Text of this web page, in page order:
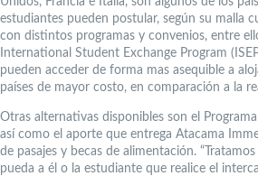
estudiantes pueden postular, según su malla
con distintos programas y convenios, entre
International Student Exchange Program
pueden acceder de forma mas asequible a
países de mayor costo, en comparación a la
Otras alternativas disponibles son el
así como el aporte que entrega Atacama
de pasajes y becas de alimentación.
pueda a él o la estudiante que realice el